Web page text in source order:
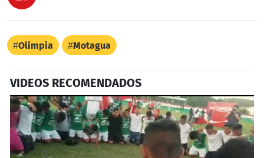
Olimpia Motagua
VIDEOS RECOMENDADOS